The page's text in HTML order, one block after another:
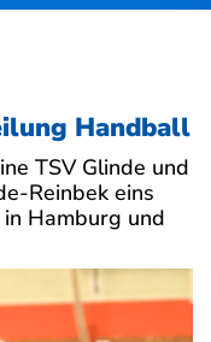
Handball
TSV Glinde und
Reinbek eins
Hamburg und